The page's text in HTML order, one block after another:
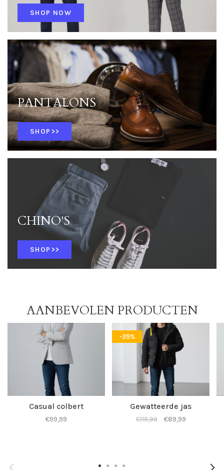
SHOP NOW
PANTALONS
SHOP>>
CHINO'S
SHOP>>
AANBEVOLEN PRODUCTEN
Casual colbert
€99,99
-25%
Gewatteerde jas
€119,99 €89,99